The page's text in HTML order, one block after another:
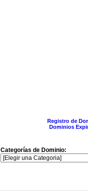
Registro de
Dominios
Categorías de Dominio: